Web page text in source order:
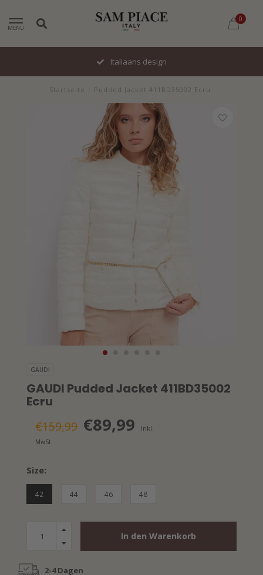
MENU
0
Italiaans design
Startseite Pudded Jacket 411BD35002 Ecru
GAUDI
GAUDI Pudded Jacket 411BD35002
Ecru
€159,99 €89,99
Inkl.
MwSt.
Size:
42 44 46 48
In den Warenkorb
2-4 Dagen